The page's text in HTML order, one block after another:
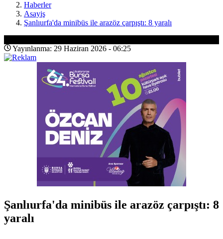
Haberler
Asayiş
Şanlıurfa'da minibüs ile arazöz çarpıştı: 8 yaralı
Yayınlanma: 29 Haziran 2026 - 06:25
Şanlıurfa'da minibüs ile arazöz çarpıştı: 8
yaralı